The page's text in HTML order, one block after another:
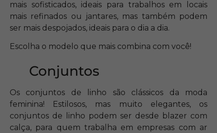
mais sofisticados, ideais para trabalhos em locais
mais refinados ou jantares, mas também podem
ser mais despojados, ideais para o dia a dia.
Escolha o modelo que mais combina com você!
Conjuntos
Os conjuntos de linho são clássicos da moda
feminina! Estilosos, mas muito elegantes, os
conjuntos de linho podem ser desde blazer com
calça, para quem trabalha em empresas com ar